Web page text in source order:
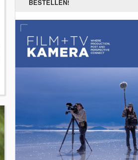
BESTELLEN!